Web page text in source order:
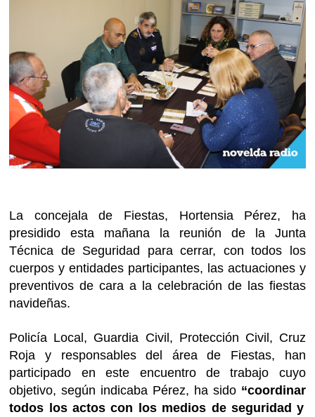
La concejalade Fiestas, Hortensia Pérez, ha
presidido esta mañana la reunión de la Junta
Técnica de Seguridad para cerrar, con todos los
cuerpos y entidades participantes, las actuaciones y
preventivos de cara a la celebración de las fiestas
navideñas.
Policía Local, Guardia Civil, Protección Civil, Cruz
Roja y responsables del área de Fiestas, han
participado en este encuentro de trabajo cuyo
objetivo, según indicaba Pérez, ha sido “coordinar
todos losactos con los medios de seguridad y